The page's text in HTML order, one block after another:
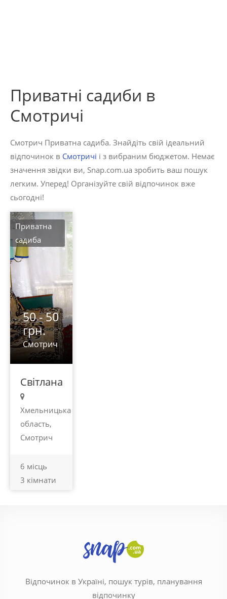
Приватні садиби в
Смотричі
Смотрич Приватна садиба. Знайдіть свій ідеальний
відпочинок в Смотричі і з вибраним бюджетом. Немає
значення звідки ви, Snap.com.ua зробить ваш пошук
легким. Уперед! Організуйте свій відпочинок вже
сьогодні!
50 - 50
грн.
Смотрич
Світлана
Хмельницька
область,
Смотрич
6 місць
3 кімнати
Приватна
садиба
Відпочинок в Україні, пошук турів, планування
відпочинку